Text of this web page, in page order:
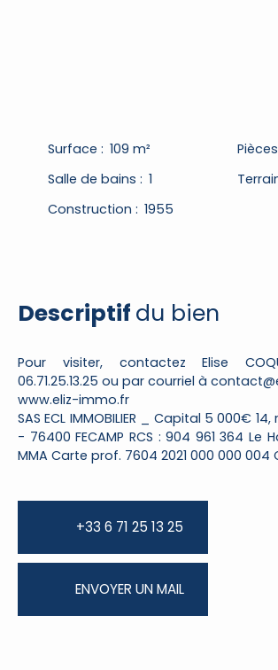
Surface : 109 m² Pièces
Salle de bains : 1
Construction : 1955
Descriptif du bien
Pour visiter, contactez Elise
06.71.25.13.25 ou par courriel à
www.eliz-immo.fr
SAS ECL IMMOBILIER _ Capital 5 000€
- 76400 FECAMP RCS : 904 961 364 Le
MMA Carte prof. 7604 2021 000 000 004
+33 6 71 25 13 25
ENVOYER UN MAIL